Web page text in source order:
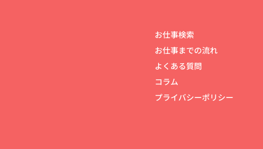
お仕事検索
お仕事までの流れ
よくある質問
コラム
プライバシーポリシー